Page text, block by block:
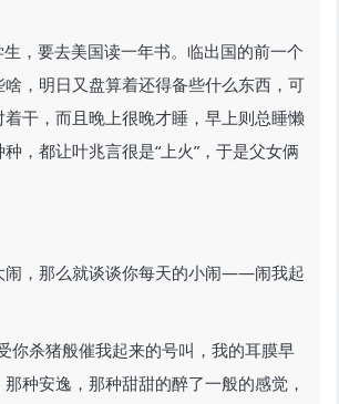
，要去美国读一年书。临出国的前一个
，明日又盘算着还得备些什么东西，可
干，而且晚上很晚才睡，早上则总睡懒
，都让叶兆言很是“上火”，于是父女俩
闹，那么就谈谈你每天的小闹——闹我起
你杀猪般催我起来的号叫，我的耳膜早
种安逸，那种甜甜的醉了一般的感觉，